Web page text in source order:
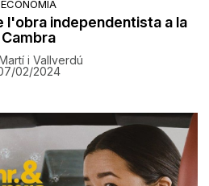
ECONOMIA
l'obra independentista a la
Cambra
i Vallverdú
02/2024